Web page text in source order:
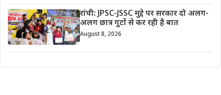
रांची: JPSC-JSSC मुद्दे पर सरकार दो अलग-
अलग छात्र गुटों से कर रही है बात
August 8, 2026